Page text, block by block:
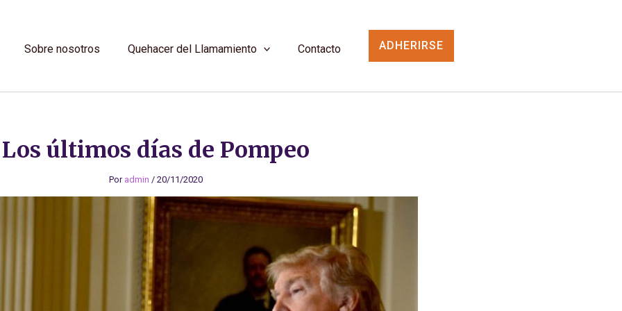
Sobre nosotros Quehacer del Llamamiento Contacto ADHERIRSE
Los últimos días de Pompeo
Por admin / 20/11/2020